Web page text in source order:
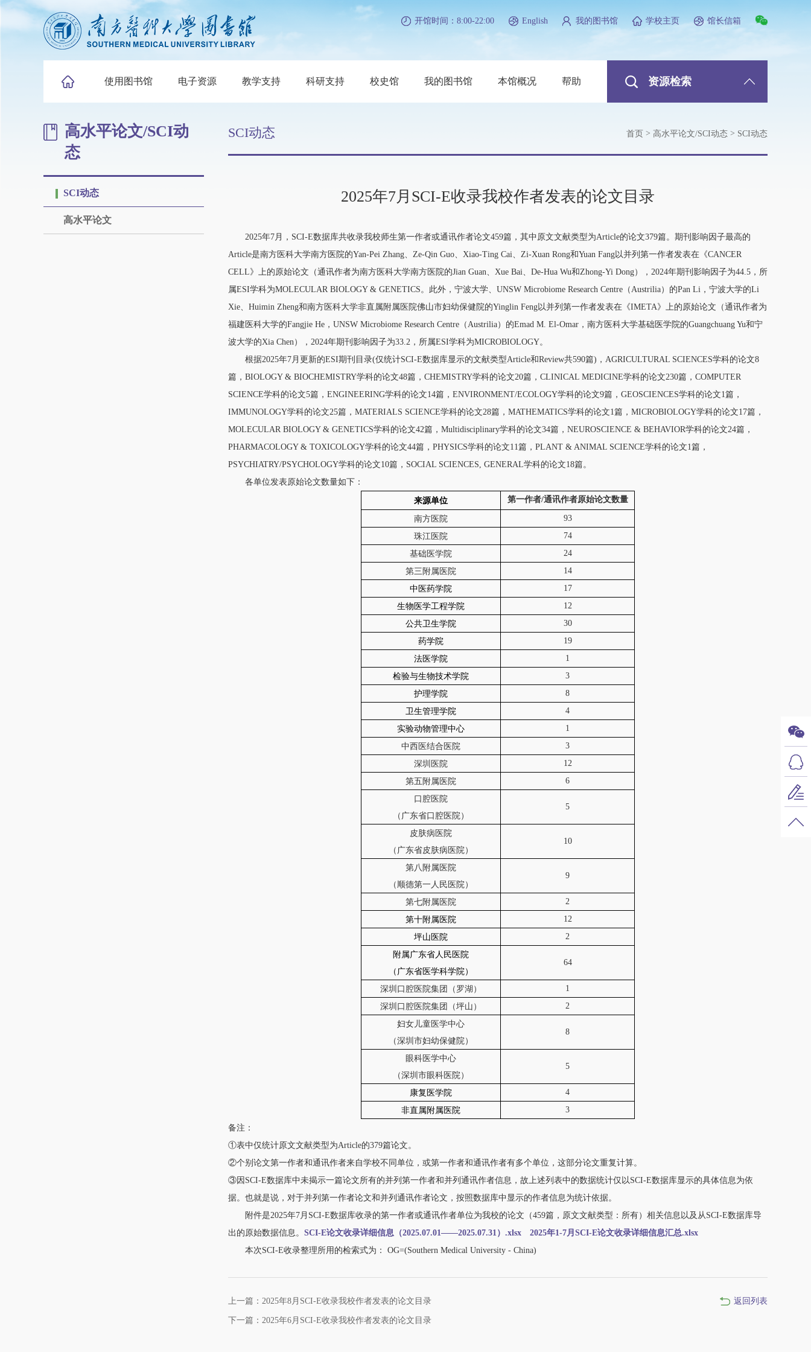
开馆时间：8:00-22:00 English 我的图书馆 学校主页 馆长信箱
资源检索
使用图书馆 电子资源 教学支持 科研支持 校史馆 我的图书馆 本馆概况 帮助
高水平论文/SCI动
态
SCI动态
高水平论文
SCI动态 首页 > 高水平论文/SCI动态 > SCI动态
2025年7月SCI-E收录我校作者发表的论文目录
2025年7月，SCI-E数据库共收录我校师生第一作者或通讯作者论文459篇，其中原文文献类型为Article的论文379篇。期刊影响因子最高的
Article是南方医科大学南方医院的Yan-Pei Zhang、Ze-Qin Guo、Xiao-Ting Cai、Zi-Xuan Rong和Yuan Fang以并列第一作者发表在《CANCER
CELL》上的原始论文（通讯作者为南方医科大学南方医院的Jian Guan、Xue Bai、De-Hua Wu和Zhong-Yi Dong），2024年期刊影响因子为44.5，所
属ESI学科为MOLECULAR BIOLOGY & GENETICS。此外，宁波大学、UNSW Microbiome Research Centre（Austrilia）的Pan Li，宁波大学的Li
Xie、Huimin Zheng和南方医科大学非直属附属医院佛山市妇幼保健院的Yinglin Feng以并列第一作者发表在《IMETA》上的原始论文（通讯作者为
福建医科大学的Fangjie He，UNSW Microbiome Research Centre（Austrilia）的Emad M. El‐Omar，南方医科大学基础医学院的Guangchuang Yu和宁
波大学的Xia Chen），2024年期刊影响因子为33.2，所属ESI学科为MICROBIOLOGY。
根据2025年7月更新的ESI期刊目录(仅统计SCI-E数据库显示的文献类型Article和Review共590篇)，AGRICULTURAL SCIENCES学科的论文8
篇，BIOLOGY & BIOCHEMISTRY学科的论文48篇，CHEMISTRY学科的论文20篇，CLINICAL MEDICINE学科的论文230篇，COMPUTER
SCIENCE学科的论文5篇，ENGINEERING学科的论文14篇，ENVIRONMENT/ECOLOGY学科的论文9篇，GEOSCIENCES学科的论文1篇，
IMMUNOLOGY学科的论文25篇，MATERIALS SCIENCE学科的论文28篇，MATHEMATICS学科的论文1篇，MICROBIOLOGY学科的论文17篇，
MOLECULAR BIOLOGY & GENETICS学科的论文42篇，Multidisciplinary学科的论文34篇，NEUROSCIENCE & BEHAVIOR学科的论文24篇，
PHARMACOLOGY & TOXICOLOGY学科的论文44篇，PHYSICS学科的论文11篇，PLANT & ANIMAL SCIENCE学科的论文1篇，
PSYCHIATRY/PSYCHOLOGY学科的论文10篇，SOCIAL SCIENCES, GENERAL学科的论文18篇。
各单位发表原始论文数量如下：
来源单位 第一作者/通讯作者原始论文数量
南方医院
93
珠江医院
74
基础医学院
24
第三附属医院
14
中医药学院
17
生物医学工程学院
12
公共卫生学院
30
药学院
19
法医学院
1
检验与生物技术学院
3
护理学院
8
卫生管理学院
4
实验动物管理中心
1
中西医结合医院
3
深圳医院
12
第五附属医院
6
口腔医院
（广东省口腔医院）
5
皮肤病医院
（广东省皮肤病医院）
10
第八附属医院
（顺德第一人民医院）
9
第七附属医院
2
第十附属医院
12
坪山医院
2
附属广东省人民医院
（广东省医学科学院）
64
深圳口腔医院集团（罗湖）
1
深圳口腔医院集团（坪山）
2
妇女儿童医学中心
（深圳市妇幼保健院）
8
眼科医学中心
（深圳市眼科医院）
5
康复医学院
4
非直属附属医院
3
备注：
①表中仅统计原文文献类型为Article的379篇论文。
②个别论文第一作者和通讯作者来自学校不同单位，或第一作者和通讯作者有多个单位，这部分论文重复计算。
③因SCI-E数据库中未揭示一篇论文所有的并列第一作者和并列通讯作者信息，故上述列表中的数据统计仅以SCI-E数据库显示的具体信息为依
据。也就是说，对于并列第一作者论文和并列通讯作者论文，按照数据库中显示的作者信息为统计依据。
附件是2025年7月SCI-E数据库收录的第一作者或通讯作者单位为我校的论文（459篇，原文文献类型：所有）相关信息以及从SCI-E数据库导
出的原始数据信息。 SCI-E论文收录详细信息（2025.07.01——2025.07.31）.xlsx
2025年1-7月SCI-E论文收录详细信息汇总.xlsx
本次SCI-E收录整理所用的检索式为： OG=(Southern Medical University - China)
上一篇：2025年8月SCI-E收录我校作者发表的论文目录
下一篇：2025年6月SCI-E收录我校作者发表的论文目录
返回列表